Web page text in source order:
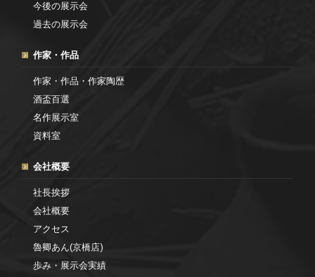
今後の展示会
過去の展示会
作家・作品
作家・作品・作家陶歴
酒盃百選
名作展示室
資料室
会社概要
社長挨拶
会社概要
アクセス
魯卿あん(京橋店)
歩み・展示会実績